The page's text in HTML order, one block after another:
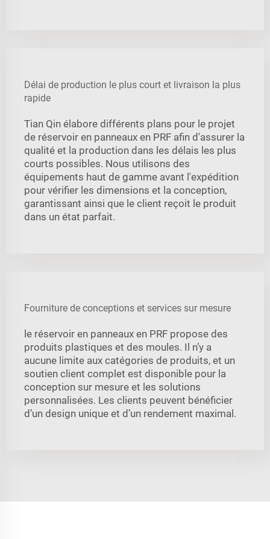
Délai de production le plus court et livraison la plus
rapide
Tian Qin élabore différents plans pour le projet
de réservoir en panneaux en PRF afin d'assurer la
qualité et la production dans les délais les plus
courts possibles. Nous utilisons des
équipements haut de gamme avant l'expédition
pour vérifier les dimensions et la conception,
garantissant ainsi que le client reçoit le produit
dans un état parfait.
Fourniture de conceptions et services sur mesure
le réservoir en panneaux en PRF propose des
produits plastiques et des moules. Il n’y a
aucune limite aux catégories de produits, et un
soutien client complet est disponible pour la
conception sur mesure et les solutions
personnalisées. Les clients peuvent bénéficier
d’un design unique et d’un rendement maximal.